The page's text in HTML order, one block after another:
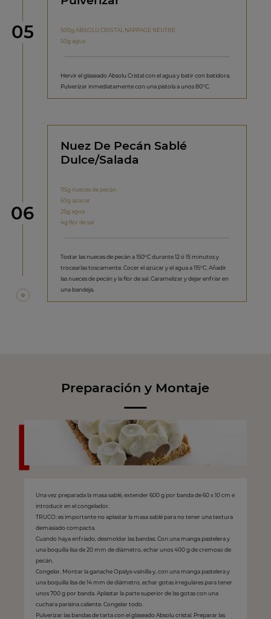
Paso
05
500g ABSOLU CRISTAL NAPPAGE NEUTRE
50g agua
Hervir el glaseado Absolu Cristal con el agua y batir con batidora.
Pulverizar inmediatamente con una pistola a unos 80°C.
Paso
06
Nuez De Pecán Sablé
Dulce/Salada
115g nueces de pecán
60g azúcar
25g agua
4g flor de sal
Tostar las nueces de pecán a 150°C durante 12 ó 15 minutos y
trocearlas toscamente. Cocer el azúcar y el agua a 115°C. Añadir
las nueces de pecán y la flor de sal. Caramelizar y dejar enfriar en
una bandeja.
Preparación y Montaje
Una vez preparada la masa sablé, extender 600 g por banda de 60 x 10 cm e
introducir en el congelador.
TRUCO: es importante no aplastar la masa sablé para no tener una textura
demasiado compacta.
Cuando haya enfriado, desmoldar las bandas. Con una manga pastelera y
una boquilla lisa de 20 mm de diámetro, echar unos 400 g de cremoso de
pecán.
Congelar. Montar la ganache Opalys-vainilla y, con una manga pastelera y
una boquilla lisa de 14 mm de diámetro, echar gotas irregulares para tener
unos 700 g por banda. Aplastar la parte superior de las gotas con una
cuchara parisina caliente. Congelar todo.
Pulverizar las bandas de tarta con el glaseado Absolu cristal. Preparar las